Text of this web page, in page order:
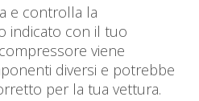
e controlla la
indicato con il tuo
viene
diversi e potrebbe
per la tua vettura.